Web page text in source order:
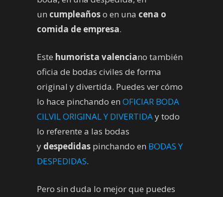
un cumpleañoso en una cena o
comida de empresa.
Este humorista valenciano también
oficia de bodas civiles de forma
original y divertida. Puedes ver cómo
lo hace pinchando en OFICIAR BODA
CILVIL ORIGINAL Y DIVERTIDAy todo
lo referente a las bodas
y despedidas pinchando en BODAS Y
DESPEDIDAS.
Pero sin duda lo mejor que puedes